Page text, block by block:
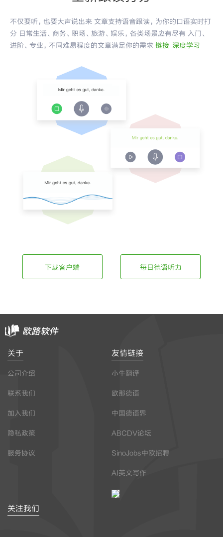
不仅要听，也要大声说出来 文章支持语音跟读，为你的口语实时打
分 日常生活、商务、职场、旅游、娱乐，各类场景应有尽有 入门、
进阶、专业，不同难易程度的文章满足你的需求 链接 深度学习
下载客户端 每日德语听力
关于
公司介绍
联系我们
加入我们
隐私政策
服务协议
友情链接
小牛翻译
欧那德语
中国德语界
ABCDV论坛
SinoJobs中欧招聘
AI英文写作
关注我们